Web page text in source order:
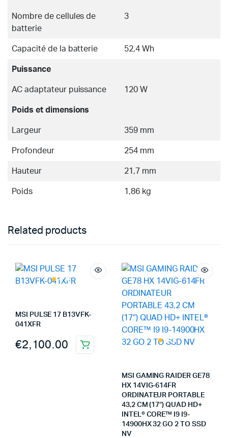
Nombre de cellules de
batterie
3
Capacité de la batterie 52,4 Wh
Puissance
AC adaptateur puissance 120 W
Poids et dimensions
Largeur 359 mm
Profondeur 254 mm
Hauteur 21,7 mm
Poids 1,86 kg
Related products
MSI PULSE 17 B13VFK-
041XFR
€2,100.00
MSI GAMING RAIDER GE78
HX 14VIG-614FR
ORDINATEUR PORTABLE
43,2 CM (17″) QUAD HD+
INTEL® CORE™ I9 I9-
14900HX 32 GO 2 TO SSD
NV